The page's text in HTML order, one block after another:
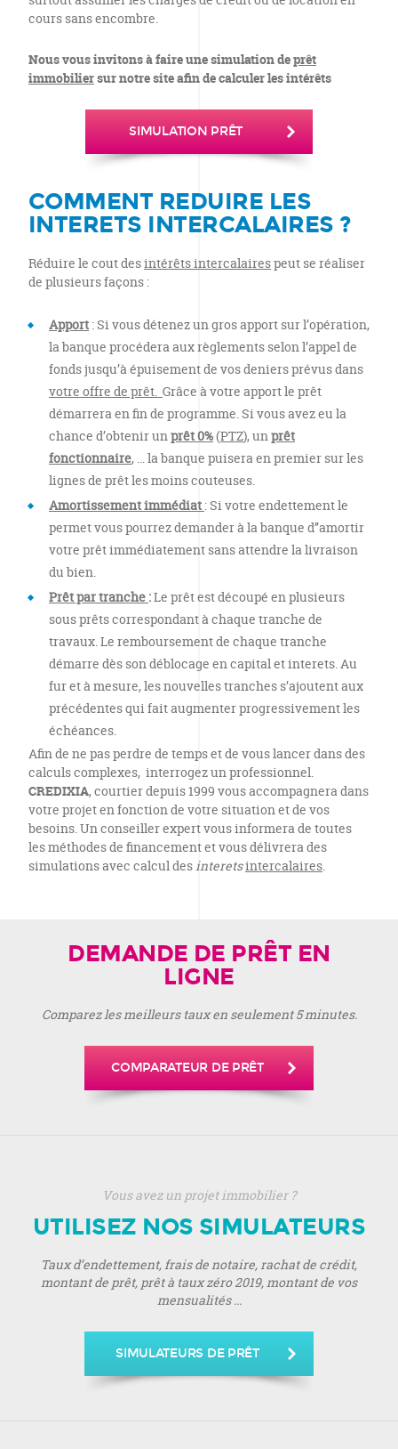
cours sans encombre.
Nous vous invitons à faire une simulation deprêt
immobiliersur notre site afin de calculer les intérêts
SIMULATION PRÊT
COMMENT REDUIRE LES
INTERETS INTERCALAIRES ?
Réduire le cout desintérêts intercalairespeut se réaliser
de plusieurs façons :
Apport : Si vous détenez un gros apport sur l’opération,
la banque procédera aux règlements selon l’appel de
fonds jusqu’à épuisement de vos deniers prévus dans
votre offre de prêt. Grâce à votre apport le prêt
démarrera en fin de programme. Si vous avez eu la
chance d’obtenir unprêt 0%(PTZ), unprêt
fonctionnaire, … la banque puisera en premier sur les
lignes de prêt les moins couteuses.
Amortissement immédiat : Si votre endettement le
permet vous pourrez demander à la banque d’’amortir
votre prêt immédiatement sans attendre la livraison
du bien.
Prêt par tranche :Le prêt est découpé en plusieurs
sous prêts correspondant à chaque tranche de
travaux. Le remboursement de chaque tranche
démarre dès son déblocage en capital et interets. Au
fur et à mesure, les nouvelles tranches s’ajoutent aux
précédentes qui fait augmenter progressivement les
échéances.
Afin de ne pas perdre de temps et de vous lancer dans des
calculs complexes, interrogez un professionnel.
CREDIXIA, courtier depuis 1999 vous accompagnera dans
votre projet en fonction de votre situation et de vos
besoins. Un conseiller expert vous informera de toutes
les méthodes de financement et vous délivrera des
simulations avec calcul desinteretsintercalaires.
DEMANDE DE PRÊT EN
LIGNE
Comparez les meilleurs taux en seulement 5 minutes.
COMPARATEUR DE PRÊT
Vous avez un projet immobilier ?
UTILISEZ NOS SIMULATEURS
Taux d’endettement, frais de notaire, rachat de crédit,
montant de prêt, prêt à taux zéro 2019, montant de vos
mensualités ...
SIMULATEURS DE PRÊT